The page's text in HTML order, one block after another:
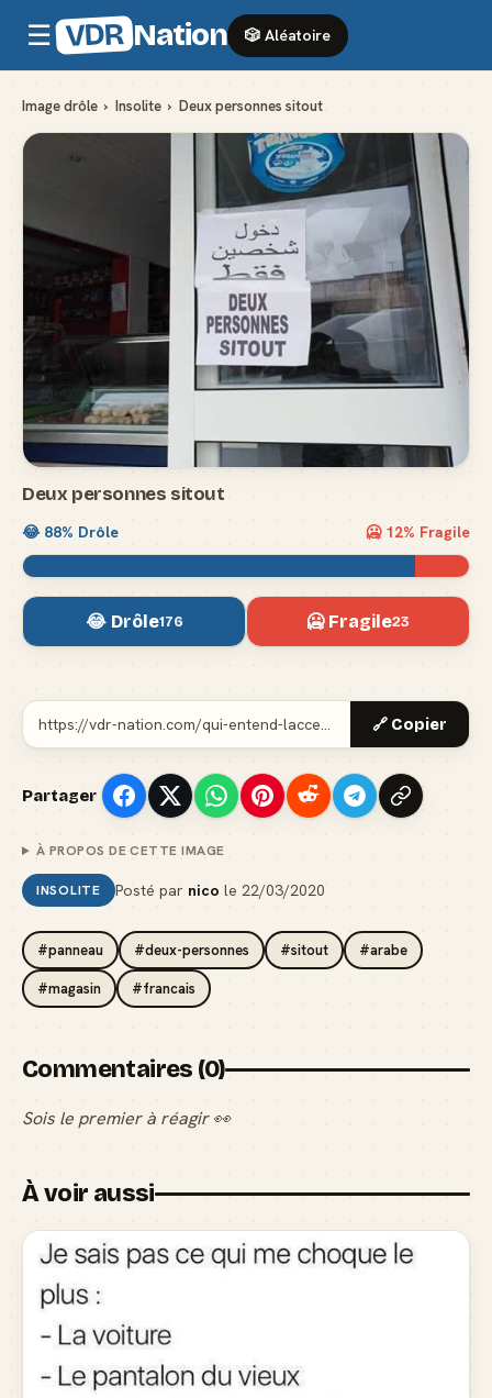
☰ VDR Nation 🎲 Aléatoire
Image drôle › Insolite › Deux personnes sitout
Deux personnes sitout
😂 88% Drôle 🥶 12% Fragile
😂 Drôle176 🥶 Fragile23
🔗 Copier
Partager
À PROPOS DE CETTE IMAGE
INSOLITE Posté par nico le 22/03/2020
#panneau #deux-personnes #sitout #arabe
#magasin #francais
Commentaires (0)
Sois le premier à réagir 👀
À voir aussi